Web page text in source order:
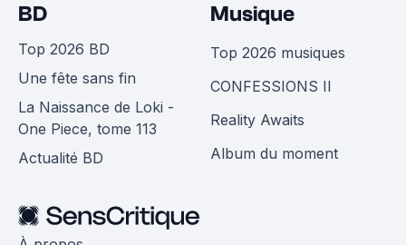
BD
Top 2026 BD
Une fête sans fin
La Naissance de Loki -
One Piece, tome 113
Actualité BD
Musique
Top 2026 musiques
CONFESSIONS II
Reality Awaits
Album du moment